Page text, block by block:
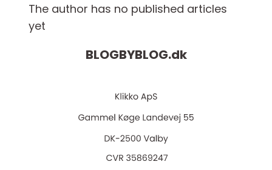
The author has no published articles
yet
BLOGBYBLOG.dk